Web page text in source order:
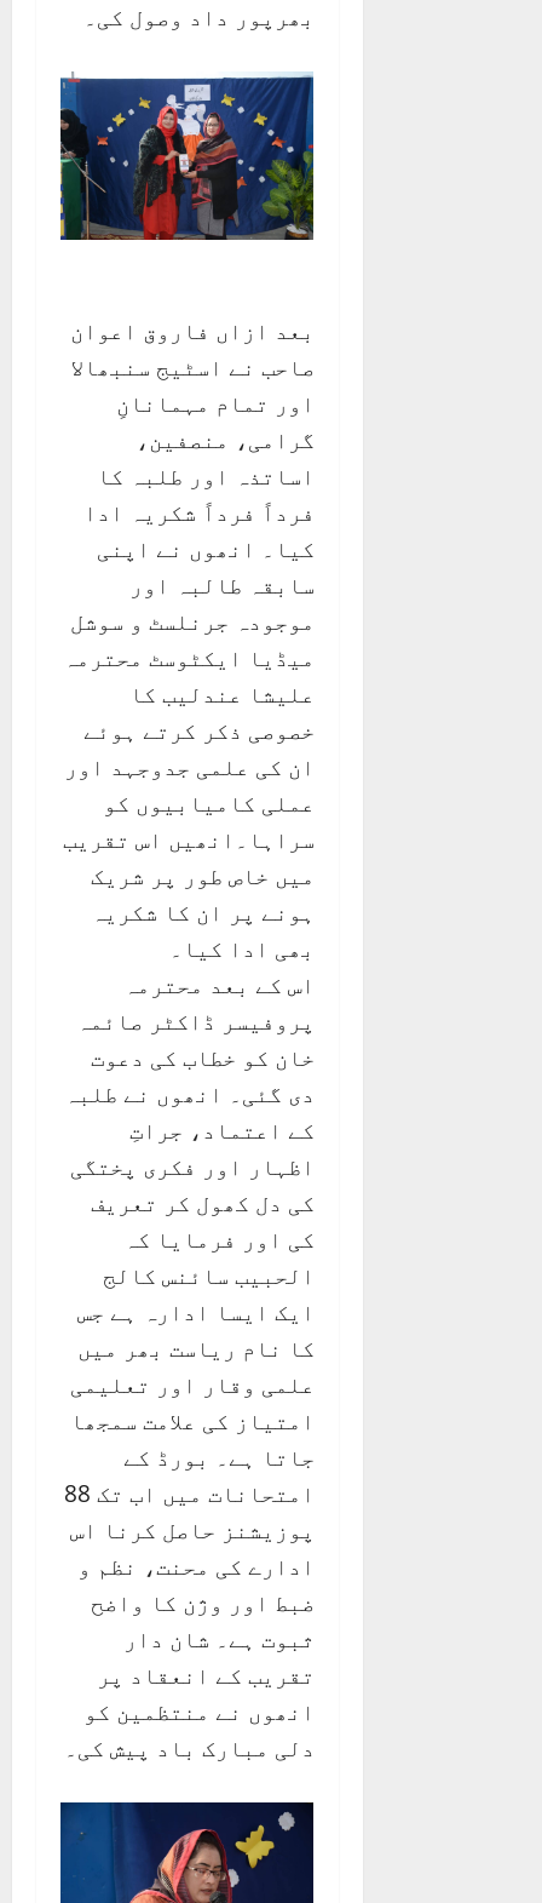
بھرپور داد وصول کی۔
بعد ازاں فاروق اعوان
صاحب نے اسٹیج سنبھالا
اور تمام مہمانانِ
گرامی، منصفین،
اساتذہ اور طلبہ کا
فرداً فرداً شکریہ ادا
کیا۔ انھوں نے اپنی
سابقہ طالبہ اور
موجودہ جرنلسٹ و سوشل
میڈیا ایکٹوسٹ محترمہ
علیشا عندلیب کا
خصوصی ذکر کرتے ہوئے
ان کی علمی جدوجہد اور
عملی کامیابیوں کو
سراہا۔انھیں اس تقریب
میں خاص طور پر شریک
ہونے پر ان کا شکریہ
بھی ادا کیا۔
اس کے بعد محترمہ
پروفیسر ڈاکٹر صائمہ
خان کو خطاب کی دعوت
دی گئی۔ انھوں نے طلبہ
کے اعتماد، جراتِ
اظہار اور فکری پختگی
کی دل کھول کر تعریف
کی اور فرمایا کہ
الحبیب سائنس کالج
ایک ایسا ادارہ ہے جس
کا نام ریاست بھر میں
علمی وقار اور تعلیمی
امتیاز کی علامت سمجھا
جاتا ہے۔ بورڈ کے
امتحانات میں اب تک 88
پوزیشنز حاصل کرنا اس
ادارے کی محنت، نظم و
ضبط اور وژن کا واضح
ثبوت ہے۔ شان دار
تقریب کے انعقاد پر
انھوں نے منتظمین کو
دلی مبارک باد پیش کی۔